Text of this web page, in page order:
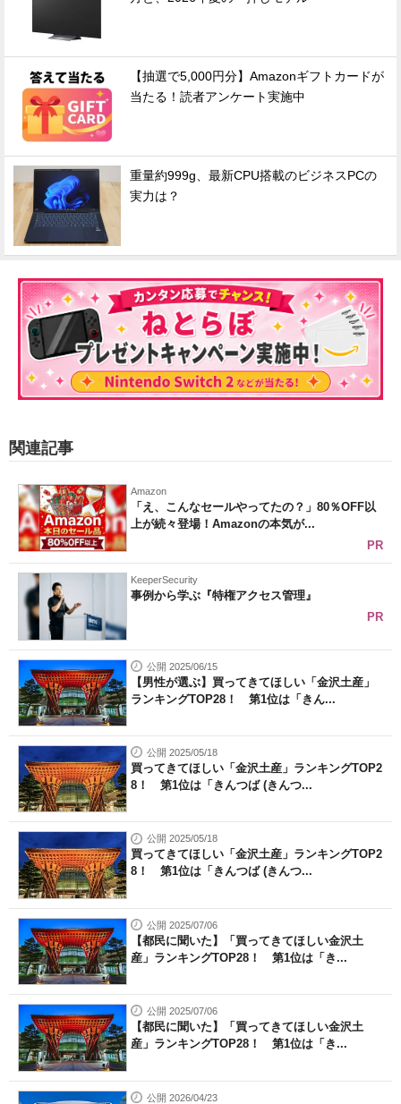
【抽選で5,000円分】Amazonギフトカードが
当たる！読者アンケート実施中
重量約999g、最新CPU搭載のビジネスPCの
実力は？
関連記事
Amazon
「え、こんなセールやってたの？」80％OFF以
上が続々登場！Amazonの本気が...
PR
KeeperSecurity
事例から学ぶ『特権アクセス管理』
PR
公開 2025/06/15
【男性が選ぶ】買ってきてほしい「金沢土産」
ランキングTOP28！ 第1位は「きん...
公開 2025/05/18
買ってきてほしい「金沢土産」ランキングTOP2
8！ 第1位は「きんつば (きんつ...
公開 2025/05/18
買ってきてほしい「金沢土産」ランキングTOP2
8！ 第1位は「きんつば (きんつ...
公開 2025/07/06
【都民に聞いた】「買ってきてほしい金沢土
産」ランキングTOP28！ 第1位は「き...
公開 2025/07/06
【都民に聞いた】「買ってきてほしい金沢土
産」ランキングTOP28！ 第1位は「き...
公開 2026/04/23